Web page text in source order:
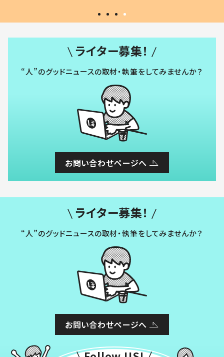
ライター募集！
“人”のグッドニュースの取材・執筆をしてみませんか？
お問い合わせページへ
ライター募集！
“人”のグッドニュースの取材・執筆をしてみませんか？
お問い合わせページへ